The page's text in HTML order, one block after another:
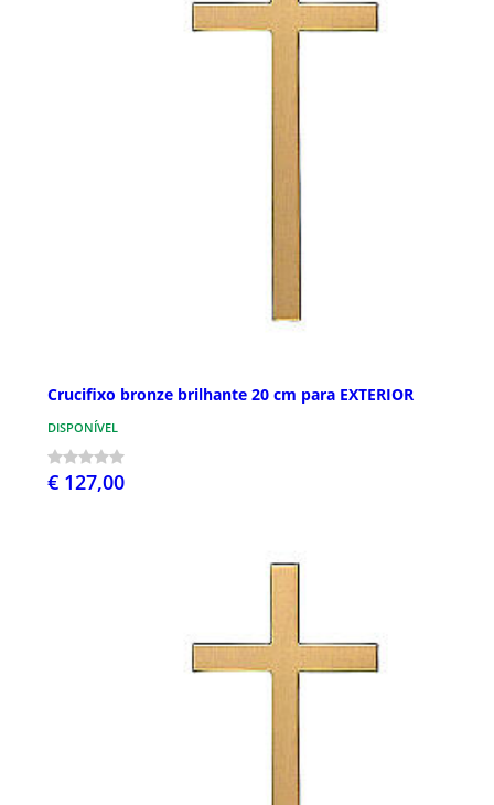
Crucifixo bronze brilhante 20 cm para EXTERIOR
DISPONÍVEL
€ 127,00